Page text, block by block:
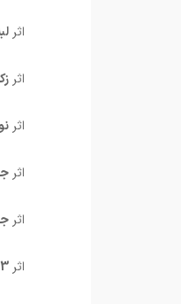
اثر
اثر
اثر
اثر
اثر
اثر